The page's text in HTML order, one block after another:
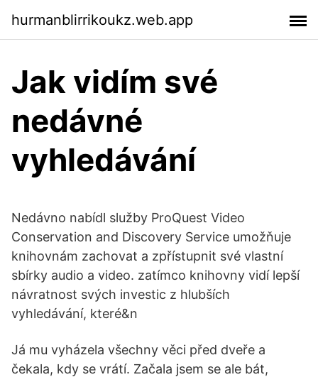
hurmanblirrikoukz.web.app
Jak vidím své
nedávné
vyhledávání
Nedávno nabídl služby ProQuest Video
Conservation and Discovery Service umožňuje
knihovnám zachovat a zpřístupnit své vlastní
sbírky audio a video. zatímco knihovny vidí lepší
návratnost svých investic z hlubších
vyhledávání, které&n
Já mu vyházela všechny věci před dveře a
čekala, kdy se vrátí. Začala jsem se ale bát,